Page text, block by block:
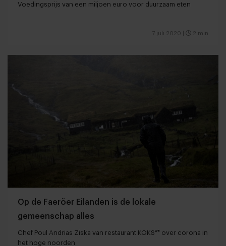
Voedingsprijs van een miljoen euro voor duurzaam eten
7 juli 2020 2 min
Op de Faeröer Eilanden is de lokale
gemeenschap alles
Chef Poul Andrias Ziska van restaurant KOKS** over corona in
het hoge noorden